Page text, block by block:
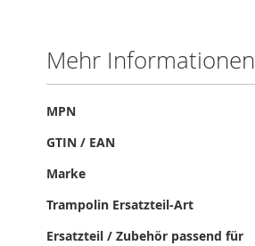
springen
Mehr Informationen
Mehr
MPN
GTIN / EAN
Marke
Trampolin Ersatzteil-Art
Ersatzteil / Zubehör passend für